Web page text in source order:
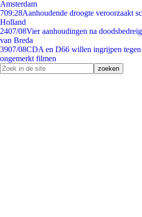
Amsterdam
709:28Aanhoudende droogte veroorzaakt
Holland
2407/08Vier aanhoudingen na
van Breda
3907/08CDA en D66 willen ingrijpen
ongemerkt filmen